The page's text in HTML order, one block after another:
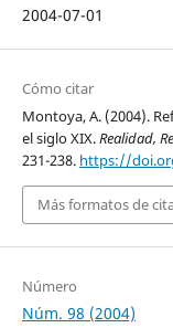
2004-07-01
Cómo citar
Montoya, A. (2004).
el siglo XIX.Realidad,
231-238. https://
Más formatos de
Número
Núm. 98 (2004)